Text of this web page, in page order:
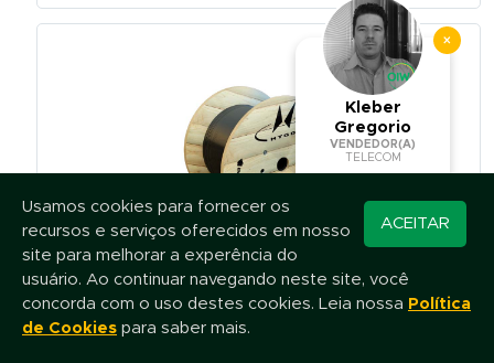
Cabo de Fibra Óptica ASU 120 12 Fibras - HENGTONG -
CFOA-SM-ASU120-S-12FO-NR - 4KM (7.0mm)
×
Kleber
Gregorio
VENDEDOR(A)
TELECOM
WhatsApp
ACEITAR
Usamos cookies para fornecer os
recursos e serviços oferecidos em nosso
site para melhorar a experência do
usuário. Ao continuar navegando neste site, você
concorda com o uso destes cookies. Leia nossa Política
de Cookies para saber mais.